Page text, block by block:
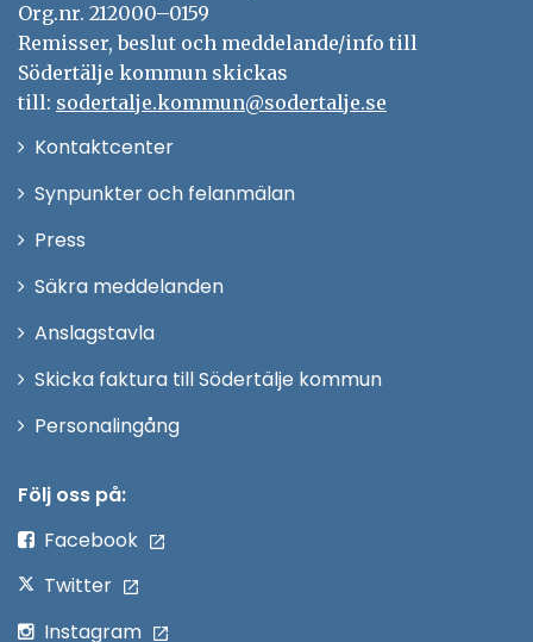
Org.nr. 212000–0159
Remisser, beslut och meddelande/info till
Södertälje kommun skickas
till: sodertalje.kommun@sodertalje.se
KontaktcenterÖppna
Synpunkter och felanmälan
Press
fönster
Säkra meddelanden
Anslagstavla
Skicka faktura till Södertälje kommun
PersonalingångÖppna
Följ oss på:
Facebook
Twitter
Instagram